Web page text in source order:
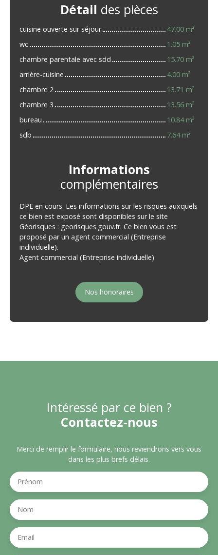
Détail des pièces
cuisine ouverte sur séjour
47.00 m²
wc
1.05 m²
chambre parentale avec sdd
15.70 m²
arrière-cuisine
4.00 m²
chambre 2
13.71 m²
chambre 3
13.56 m²
bureau
10.84 m²
sdb
7.64 m²
Informations
complémentaires
DPE en cours. Les informations sur les risques auxquels
ce bien est exposé sont disponibles sur le site
Géorisques : georisques.gouv.fr. Ce bien vous est
proposé par un agent commercial (Entreprise
individuelle).
Agent commercial (Entreprise individuelle)
Nos honoraires
Intéressé par ce bien ?
Contactez-nous
Merci de remplir le formulaire, nous reviendrons vers vous
dans les plus brefs délais.
Prénom
Nom
Email